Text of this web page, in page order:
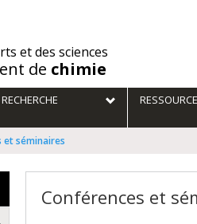
et des sciences
de chimie
et séminaires
Conférences et